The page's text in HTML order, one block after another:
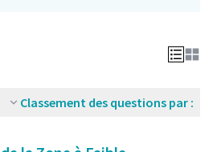
Classement des questions par :